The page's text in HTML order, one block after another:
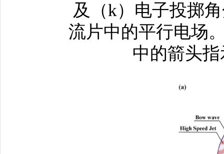
及（k）电子投掷
流片中的平行电场
中的箭头